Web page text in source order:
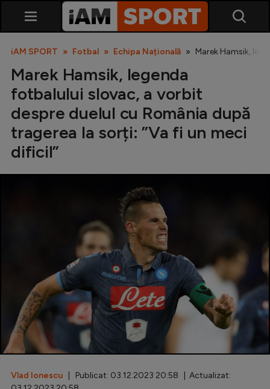
Cupa României
Echipa Națională
U21
Fotbal feminin
Special
Diverse
Inedit
iAM SPORT Fotbal Echipa Națională Marek Hamsik,
Marek Hamsik, legenda
fotbalului slovac, a vorbit
despre duelul cu România după
tragerea la sorți: ”Va fi un meci
dificil”
Vlad Ionescu | Publicat: 03.12.2023 20:58 | Actualizat: